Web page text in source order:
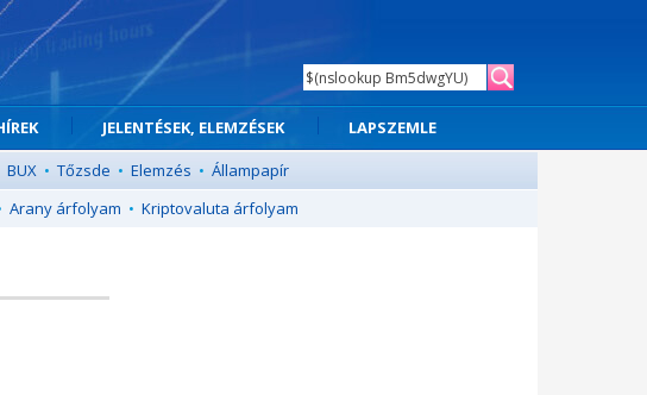
JELENTÉSEK, ELEMZÉSEK
LAPSZEMLE
BUX • Tőzsde • Elemzés • Állampapír
Arany árfolyam • Kriptovaluta árfolyam